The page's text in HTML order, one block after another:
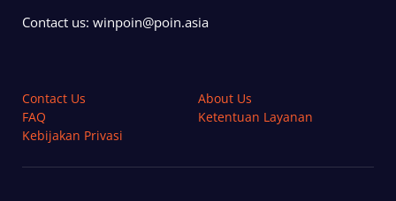
Contact us: winpoin@poin.asia
Contact Us
About Us
FAQ
Ketentuan Layanan
Kebijakan Privasi